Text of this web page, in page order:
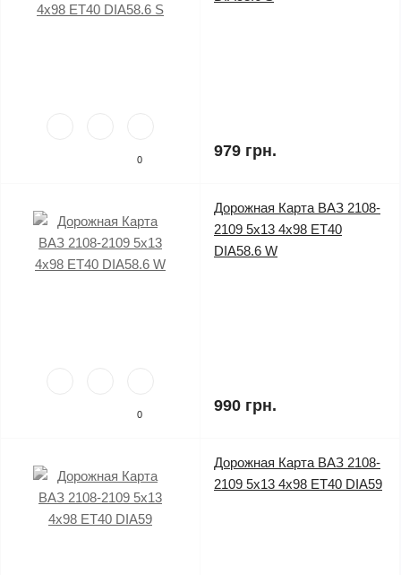
0 979 грн.
0
Дорожная Карта ВАЗ 2108-
2109 5x13 4x98 ET40
DIA58.6 W
990 грн.
Дорожная Карта ВАЗ 2108-
2109 5x13 4x98 ET40 DIA59